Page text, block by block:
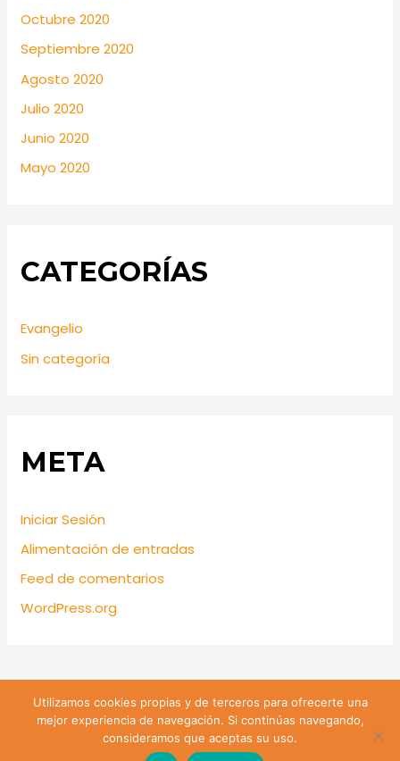
Octubre 2020
Septiembre 2020
Agosto 2020
Julio 2020
Junio 2020
Mayo 2020
CATEGORÍAS
Evangelio
Sin categoría
META
Iniciar Sesión
Alimentación de entradas
Feed de comentarios
WordPress.org
Lira 428 Santiago de Chile | Teléfono: +56 9 74809547 |
Email: sanjuanevangelista428@gmail.com
Utilizamos cookies propias y de terceros para ofrecerte una
mejor experiencia de navegación. Si continúas navegando,
consideramos que aceptas su uso.